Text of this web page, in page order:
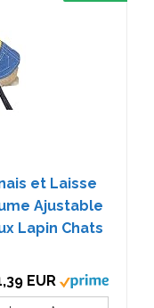
et Laisse
Ajustable
Lapin Chats
EUR